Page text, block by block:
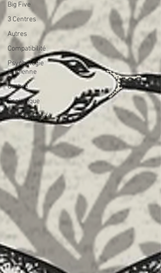
Big Five
3 Centres
Autres
Compatibilité
Psychologie
jungienne
Ombre
Socionique
Neurodiversité